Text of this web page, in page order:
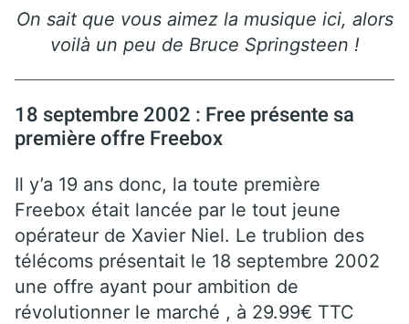
On sait que vous aimez la musique ici, alors
voilà un peu de Bruce Springsteen !
18 septembre 2002 : Free présente sa
première offre Freebox
Il y’a 19 ans donc, la toute première
Freebox était lancée par le tout jeune
opérateur de Xavier Niel. Le trublion des
télécoms présentait le 18 septembre 2002
une offre ayant pour ambition de
révolutionner le marché , à 29.99€ TTC